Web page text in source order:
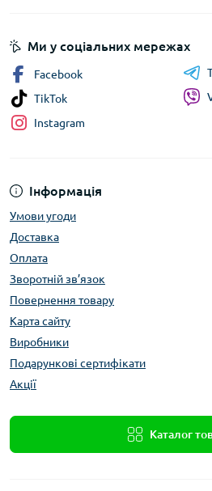
Інформація
Умови угоди
Доставка
Оплата
Зворотній зв’язок
Повернення товару
Карта сайту
Виробники
Подарункові сертифікати
Акції
Каталог
Ми у соціальних мережах
Facebook
TikTok
Instagram